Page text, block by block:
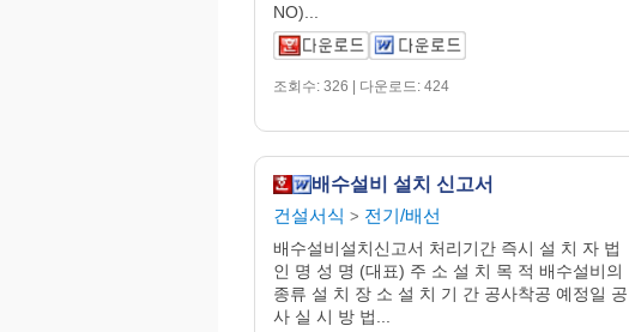
NO)...
조회수: 326 | 다운로드: 424
배수설비 설치 신고서
건설서식 > 전기/배선
배수설비설치신고서 처리기간 즉시 설 치 자 법
인 명 성 명 (대표) 주 소 설 치 목 적 배수설비의
종류 설 치 장 소 설 치 기 간 공사착공 예정일 공
사 실 시 방 법...